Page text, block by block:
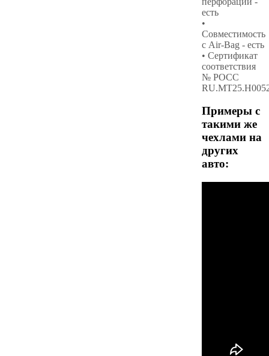
есть
•
Совместимость
с Air-Bag - есть
• Сертификат
соответствия
№ РОСС
Примеры с
такими же
чехлами на
других
авто: